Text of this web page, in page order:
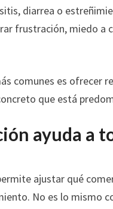
diarrea o
frustración, miedo
comunes es ofrecer
que está
ayuda a
ajustar qué
No es lo mismo